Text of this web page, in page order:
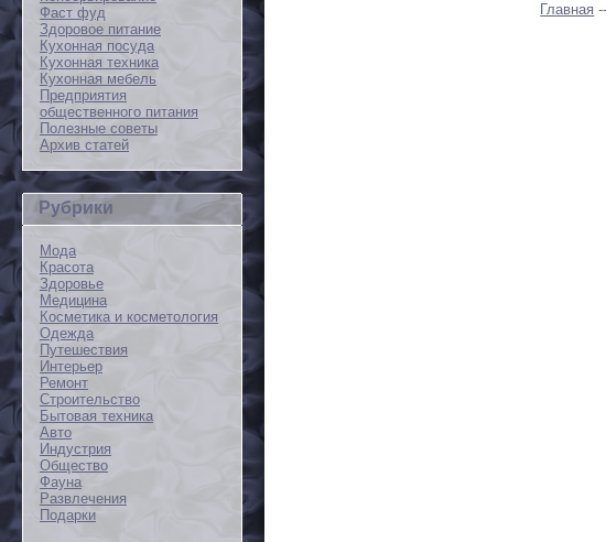
Фаст фуд
Здоровое питание
Кухонная посуда
Кухонная техника
Кухонная мебель
Предприятия
общественного питания
Полезные советы
Архив статей
Рубрики
Мода
Красота
Здоровье
Медицина
Косметика и косметология
Одежда
Путешествия
Интерьер
Ремонт
Строительство
Бытовая техника
Авто
Индустрия
Общество
Фауна
Развлечения
Подарки
Главная